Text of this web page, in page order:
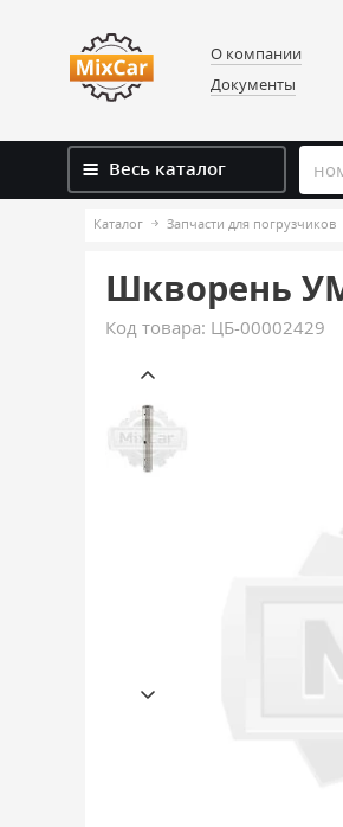
О компании
Документы
Весь каталог
Каталог Запчасти для погрузчиков
Шкворень УМ
Код товара: ЦБ-00002429